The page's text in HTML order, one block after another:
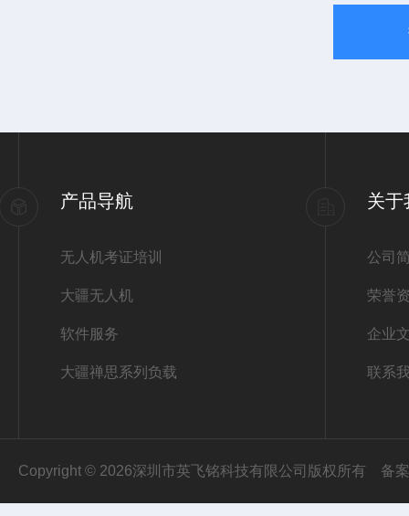
产品导航
无人机考证培训
大疆无人机
软件服务
大疆禅思系列负载
关于
公司
荣誉
企业
联系
Copyright © 2026深圳市英飞铭科技有限公司版权所有 备